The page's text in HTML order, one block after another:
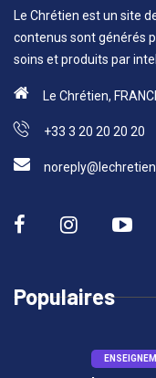
Le Chrétien est un site
contenus sont générés
soins et produits par
Le Chrétien,
+33 3 20 20 20 20
Populaires